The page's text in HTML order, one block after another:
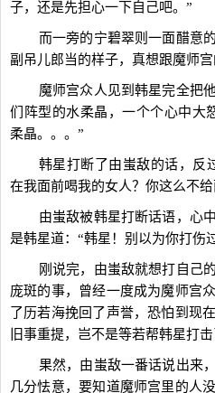
子，还是先担心一下自己吧。”
而一旁的宁碧翠则一面醋意
副吊儿郎当的样子，真想跟魔师宫
魔师宫众人见到韩星完全把
们阵型的水柔晶，一个个心中大
柔晶。。。”
韩星打断了由蚩敌的话，反
在我面前喝我的女人？你这么不
由蚩敌被韩星打断话语，心
是韩星道：“韩星！别以为你打伤
刚说完，由蚩敌就想打自己
庞斑的事，曾经一度成为魔师宫
了历若海挽回了声誉，恐怕到现
旧事重提，岂不是等若帮韩星打
果然，由蚩敌一番话说出来
几分怯意，要知道魔师宫里的人